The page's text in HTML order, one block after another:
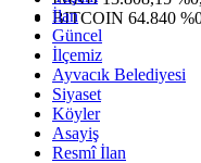
BITCOIN 64.840
İlan
Güncel
İlçemiz
Ayvacık Belediyesi
Siyaset
Köyler
Asayiş
Resmî İlan